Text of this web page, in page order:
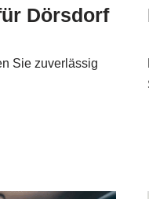
Dörsdorf
Sie zuverlässig